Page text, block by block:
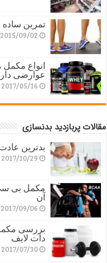
تمرین
2015/09/02
انواع مکمل
عوارضی
2017/05/16
مقالات پربازدید بدنسازی
بدترین
2017/10/29
مکمل بی سی
آن
2017/09/06
بررسی
دات لایف
2017/07/30